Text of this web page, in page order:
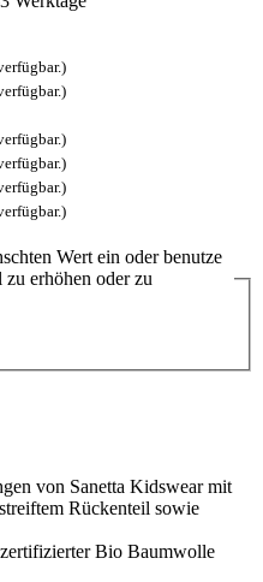
Wert ein oder benutze
erhöhen oder zu
von Sanetta Kidswear mit
Rückenteil sowie
Bio Baumwolle